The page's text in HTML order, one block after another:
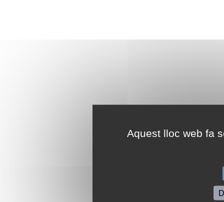
Aquest lloc web fa